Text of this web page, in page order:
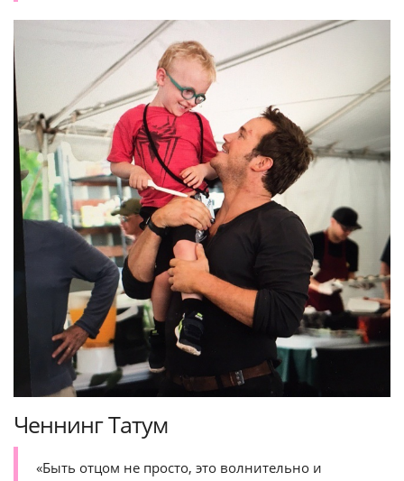
Ченнинг Татум
«Быть отцом не просто, это волнительно и